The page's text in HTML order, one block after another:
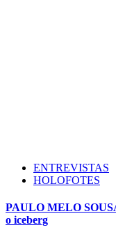
ENTREVISTAS
HOLOFOTES
PAULO MELO
o iceberg